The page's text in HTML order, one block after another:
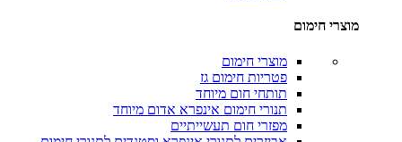
מוצרי חימום
מוצרי חימום
פטריות חימום גז
תותחי חום מיוחד
תנורי חימום אינפרא אדום מיוחד
מפזרי חום תעשייתיים